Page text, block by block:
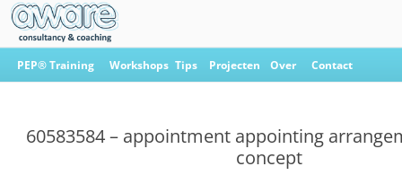
Ga
naar
PEP® Training Workshops Tips Projecten Over Contact
60583584 – appointment appointing
concept